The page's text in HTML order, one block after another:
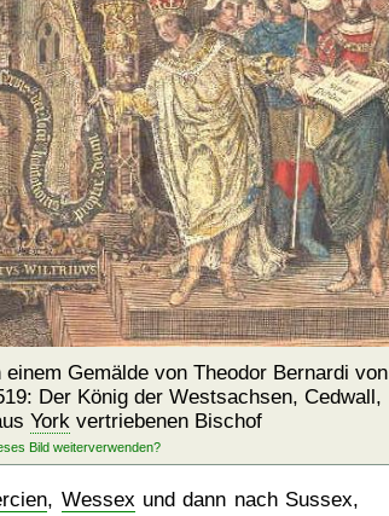
Gemälde von Theodor Bernardi von
Der König der Westsachsen, Cedwall,
York vertriebenen Bischof
, Wessex und dann nach Sussex,